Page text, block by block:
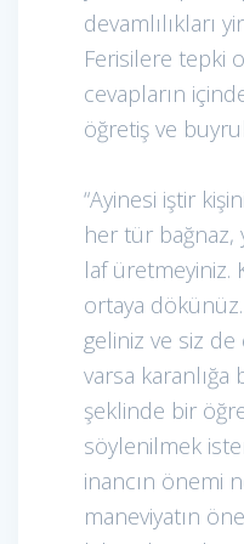
devamlılıkları
Ferisilere tepki
cevapların
öğretiş ve
“Ayinesi iştir
her tür bağnaz,
laf üretmeyiniz.
ortaya
geliniz ve siz
varsa karanlığa
şeklinde bir
söylenilmek
inancın önemi
maneviyatın